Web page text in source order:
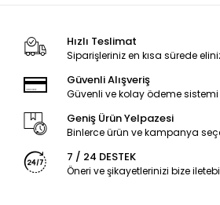
Hızlı Teslimat
Siparişleriniz en kısa sürede
Güvenli Alışveriş
Güvenli ve kolay ödeme sistemi
Geniş Ürün Yelpazesi
Binlerce ürün ve kampanya
7 / 24 DESTEK
Öneri ve şikayetlerinizi bize